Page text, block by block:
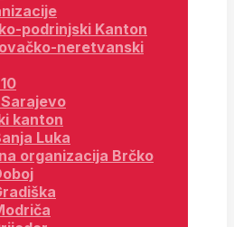
podrinjski Kanton
neretvanski
kanton
Luka
organizacija Brčko